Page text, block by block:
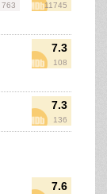
763 11745
7.3
108
7.3
136
7.6